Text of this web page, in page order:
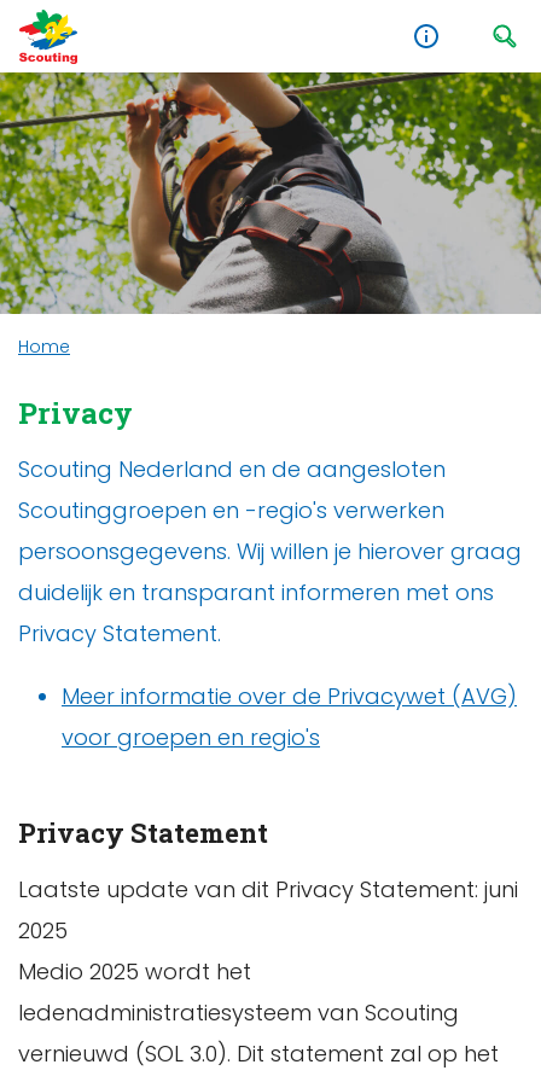
Home
Privacy
Scouting Nederland en de aangesloten
Scoutinggroepen en -regio's verwerken
persoonsgegevens. Wij willen je hierover graag
duidelijk en transparant informeren met ons
Privacy Statement.
Meer informatie over de Privacywet (AVG)
voor groepen en regio's
Privacy Statement
Laatste update van dit Privacy Statement: juni
2025
Medio 2025 wordt het
ledenadministratiesysteem van Scouting
vernieuwd (SOL 3.0). Dit statement zal op het